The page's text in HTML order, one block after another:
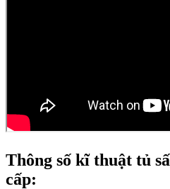
Thông số kĩ thuật tủ
cấp: